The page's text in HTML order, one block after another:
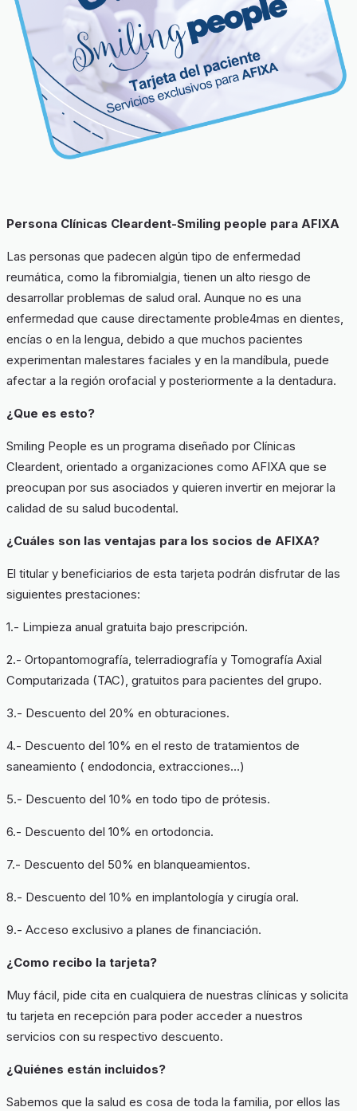
Persona Clínicas Cleardent-Smiling people para AFIXA
Las personas que padecen algún tipo de enfermedad
reumática, como la fibromialgia, tienen un alto riesgo de
desarrollar problemas de salud oral. Aunque no es una
enfermedad que cause directamente proble4mas en dientes,
encías o en la lengua, debido a que muchos pacientes
experimentan malestares faciales y en la mandíbula, puede
afectar a la región orofacial y posteriormente a la dentadura.
¿Que es esto?
Smiling People es un programa diseñado por Clínicas
Cleardent, orientado a organizaciones como AFIXA que se
preocupan por sus asociados y quieren invertir en mejorar la
calidad de su salud bucodental.
¿Cuáles son las ventajas para los socios de AFIXA?
El titular y beneficiarios de esta tarjeta podrán disfrutar de las
siguientes prestaciones:
1.- Limpieza anual gratuita bajo prescripción.
2.- Ortopantomografía, telerradiografía y Tomografía Axial
Computarizada (TAC), gratuitos para pacientes del grupo.
3.- Descuento del 20% en obturaciones.
4.- Descuento del 10% en el resto de tratamientos de
saneamiento ( endodoncia, extracciones…)
5.- Descuento del 10% en todo tipo de prótesis.
6.- Descuento del 10% en ortodoncia.
7.- Descuento del 50% en blanqueamientos.
8.- Descuento del 10% en implantología y cirugía oral.
9.- Acceso exclusivo a planes de financiación.
¿Como recibo la tarjeta?
Muy fácil, pide cita en cualquiera de nuestras clínicas y solicita
tu tarjeta en recepción para poder acceder a nuestros
servicios con su respectivo descuento.
¿Quiénes están incluidos?
Sabemos que la salud es cosa de toda la familia, por ellos las